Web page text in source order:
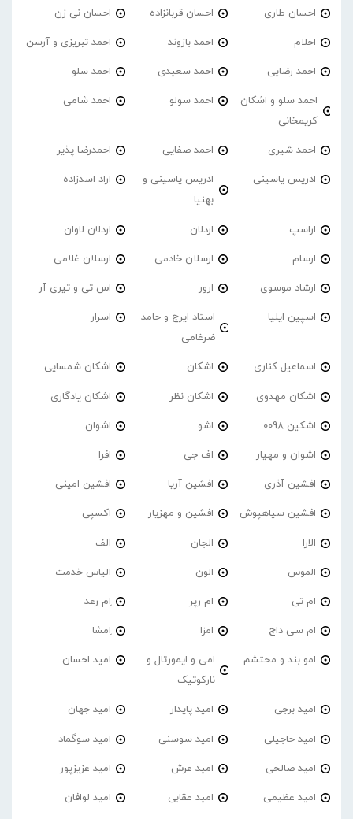
احسان طاری احسان قربانزاده احسان نی زن
احلام احمد بازوند احمد تبریزی و آرسن
احمد‌ رضایی احمد سعیدی احمد سلو
احمد سلو و اشکان
کریمخانی
احمد سولو احمد شامی
احمد شیری احمد صفایی احمدرضا پذیر
ادریس یاسینی
ادریس یاسینی و
بهنیا
اراد اسدزاده
اراسپ اردلان اردلان لاوان
ارسام ارسلان خادمی ارسلان غلامی
ارشاد موسوی ارور اس تی و تیری آر
اسپین ایلیا
استاد ایرج و حامد
ضرغامی
اسرار
اسماعیل کناری اشکان اشکان شمسایی
اشکان مهدوی اشکان نظر اشکان یادگاری
اشکین 0098 اشو اشوان
اشوان و مهیار اف جی افرا
افشین آذری افشین آریا افشین امینی
افشین سیاهپوش افشین و مهزیار اکسپی
الارا الجان الف
الموس الون الیاس خدمت
ام تی ام رپر اِم رعد
ام سی داج امزا اِمشا
امو بند و محتشم
امی و ایمورتال و
نارکوتیک
امید احسان
امید برجی امید پایدار امید جهان
امید حاجیلی امید سوسنی امید سوگماد
امید صالحی امید عرش امید عزیزپور
امید عظیمی امید عقابی امید لوافان